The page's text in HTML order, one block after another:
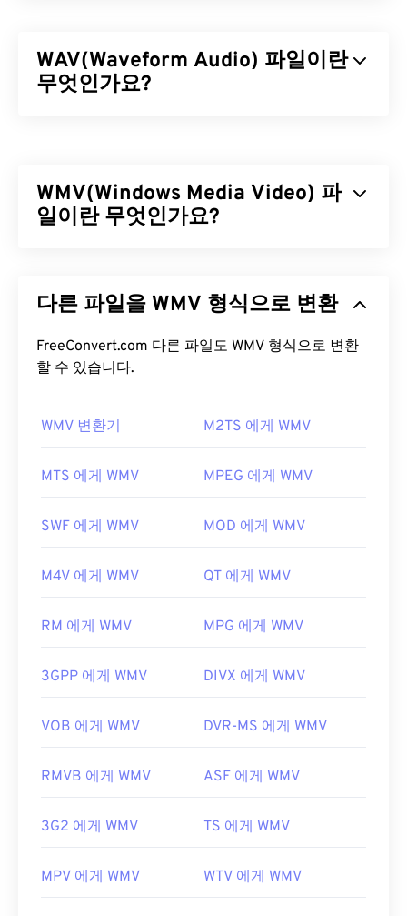
WAV(Waveform Audio) 파일이란
무엇인가요?
Format)를개선한 결과물입니다. WAV 파일은M4A
와 MP3파일보다 훨씬 용량이 커서 휴대용 플레이어
WAV 파일을 어떻게 여나요?
WAV 파일을 여는 기본 플레이어는Windows Media
Player입니다. 또는
WAV 파일은 압축되지 않은 고품질 파일이므로 음악
니다. UltraMixer는
WAV 파일이 원활하게 작동하는
다.Elmedia Player
도 WAV 파일을 지원합니다.
최초 출시: 1991년
유용한 링크:
https://www.techopedia.com/definition/12636/
WMV(Windows Media Video) 파
일이란 무엇인가요?
축하여 비디오 화질을 유지하면서 관리하기 쉬운 파
라는 디지털 컨테이너 형식은 WMV 파일을 캡슐화하
는 경우가 많습니다.
WMV 파일을 어떻게 여나요?
열고 읽을 수 있습니다. WMV 파일을 여는 데 가장 좋
니다. Microsoft에서 WMV와 ASF를 개발했으며, 오
늘날 온라인에서 많은 비디오가 WMV 파일입니다.
어 파일을 재생할 수 있는 또 다른 신뢰할 수 있는 옵
WMV는 다른 비디오 파일 형식으로도 쉽게 변환할 수
다는 점을 명심하세요. 변환이 필요한 경우,
도구입니다.
최초 출시:1999년
https://en.wikipedia.org/wiki/고급_시스템_포맷
다른 파일을 WMV 형식으로 변환
FreeConvert.com 다른 파일도 WMV 형식으로 변환
할 수 있습니다.
WMV 변환기 M2TS 에게 WMV
MTS 에게 WMV MPEG 에게 WMV
SWF 에게 WMV MOD 에게 WMV
M4V 에게 WMV QT 에게 WMV
RM 에게 WMV MPG 에게 WMV
3GPP 에게 WMV DIVX 에게 WMV
VOB 에게 WMV DVR-MS 에게 WMV
RMVB 에게 WMV ASF 에게 WMV
3G2 에게 WMV TS 에게 WMV
MPV 에게 WMV WTV 에게 WMV